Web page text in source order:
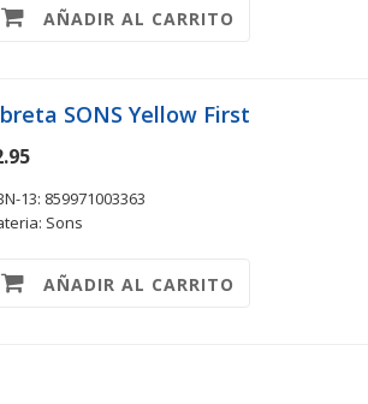
AÑADIR AL CARRITO
SONS Yellow First
13: 859971003363
Sons
AÑADIR AL CARRITO